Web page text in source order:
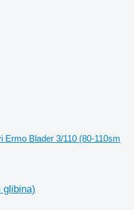
Ermo Blader 3/110 (80-110sm
glibina)